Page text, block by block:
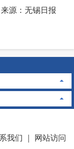
来源：无锡日报
我们
网站访问